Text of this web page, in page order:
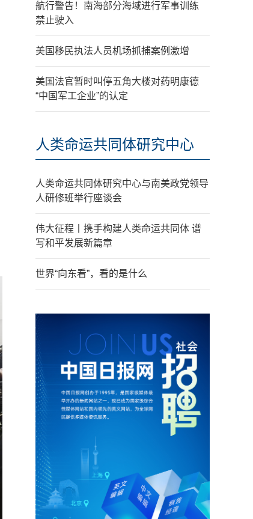
航行警告！南海部分海域进行军事训练
禁止驶入
美国移民执法人员机场抓捕案例激增
美国法官暂时叫停五角大楼对药明康德
“中国军工企业”的认定
人类命运共同体研究中心
人类命运共同体研究中心与南美政党领导
人研修班举行座谈会
伟大征程丨携手构建人类命运共同体 谱
写和平发展新篇章
世界“向东看”，看的是什么